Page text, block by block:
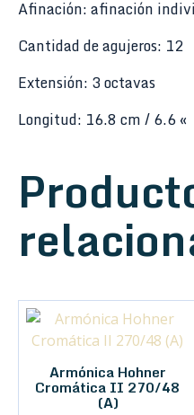
Afinación: afinación
Cantidad de agujeros: 12
Extensión: 3 octavas
Longitud: 16.8 cm / 6.6 «
Armónica Hohner
Cromática II 270/48
(A)